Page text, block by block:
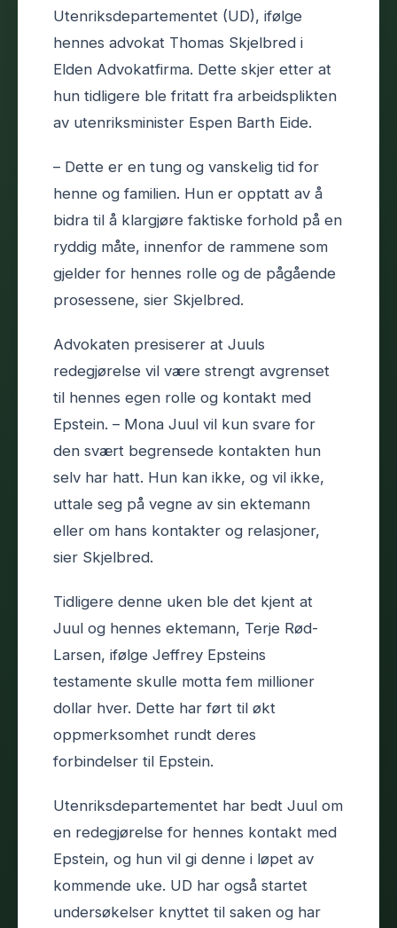
Utenriksdepartementet (UD), ifølge
hennes advokat Thomas Skjelbred i
Elden Advokatfirma. Dette skjer etter at
hun tidligere ble fritatt fra arbeidsplikten
av utenriksminister Espen Barth Eide.
– Dette er en tung og vanskelig tid for
henne og familien. Hun er opptatt av å
bidra til å klargjøre faktiske forhold på en
ryddig måte, innenfor de rammene som
gjelder for hennes rolle og de pågående
prosessene, sier Skjelbred.
Advokaten presiserer at Juuls
redegjørelse vil være strengt avgrenset
til hennes egen rolle og kontakt med
Epstein. – Mona Juul vil kun svare for
den svært begrensede kontakten hun
selv har hatt. Hun kan ikke, og vil ikke,
uttale seg på vegne av sin ektemann
eller om hans kontakter og relasjoner,
sier Skjelbred.
Tidligere denne uken ble det kjent at
Juul og hennes ektemann, Terje Rød-
Larsen, ifølge Jeffrey Epsteins
testamente skulle motta fem millioner
dollar hver. Dette har ført til økt
oppmerksomhet rundt deres
forbindelser til Epstein.
Utenriksdepartementet har bedt Juul om
en redegjørelse for hennes kontakt med
Epstein, og hun vil gi denne i løpet av
kommende uke. UD har også startet
undersøkelser knyttet til saken og har